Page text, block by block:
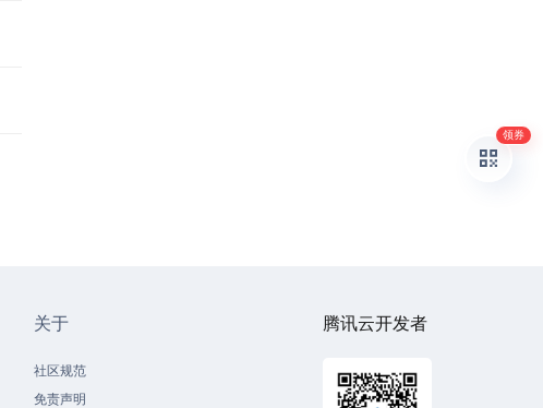
关于
社区规范
免责声明
腾讯云开发者
领券